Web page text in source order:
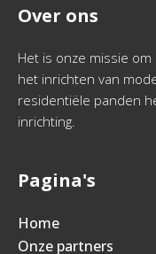
Over ons
Het is onze missie
het inrichten van
residentiële panden
inrichting.
Pagina's
Home
Onze partners